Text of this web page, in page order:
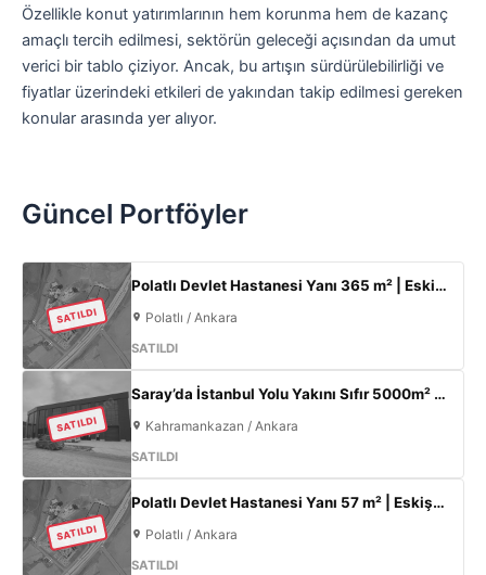
Özellikle konut yatırımlarının hem korunma hem de kazanç
amaçlı tercih edilmesi, sektörün geleceği açısından da umut
verici bir tablo çiziyor. Ancak, bu artışın sürdürülebilirliği ve
fiyatlar üzerindeki etkileri de yakından takip edilmesi gereken
konular arasında yer alıyor.
Güncel Portföyler
SATILDI
Polatlı Devlet Hastanesi Yanı 365 m² | Eskişehir Yolu Cepheli | Ticari+Konut İmarlı Arsa
Polatlı / Ankara
SATILDI
SATILDI
Saray’da İstanbul Yolu Yakını Sıfır 5000m² Fabrika | 300KW & 800m² Ofis
Kahramankazan / Ankara
SATILDI
SATILDI
Polatlı Devlet Hastanesi Yanı 57 m² | Eskişehir Yolu Cepheli | Ticari+Konut İmarlı Arsa
Polatlı / Ankara
SATILDI